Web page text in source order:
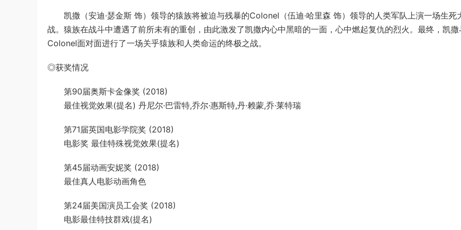
凯撒（安迪·瑟金斯 饰）领导的猿族将被迫与残暴的Colonel（伍迪·哈里森 饰）领导的人类军队上演一场生死
战。猿族在战斗中遭遇了前所未有的重创，由此激发了凯撒内心中黑暗的一面，心中燃起复仇的烈火。最终，凯撒
Colonel面对面进行了一场关乎猿族和人类命运的终极之战。
◎获奖情况
第90届奥斯卡金像奖 (2018)
最佳视觉效果(提名) 丹尼尔·巴雷特,乔尔·惠斯特,丹·赖蒙,乔·莱特瑞
第71届英国电影学院奖 (2018)
电影奖 最佳特殊视觉效果(提名)
第45届动画安妮奖 (2018)
最佳真人电影动画角色
第24届美国演员工会奖 (2018)
电影最佳特技群戏(提名)